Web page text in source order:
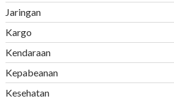
Jaringan
Kargo
Kendaraan
Kepabeanan
Kesehatan